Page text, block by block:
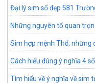
Đại lý sim số đẹp 581
Những nguyên tố quan
Sim hợp mệnh Thổ, những
Cách hiểu đúng ý nghĩa 4
Tìm hiểu về ý nghĩa về sim